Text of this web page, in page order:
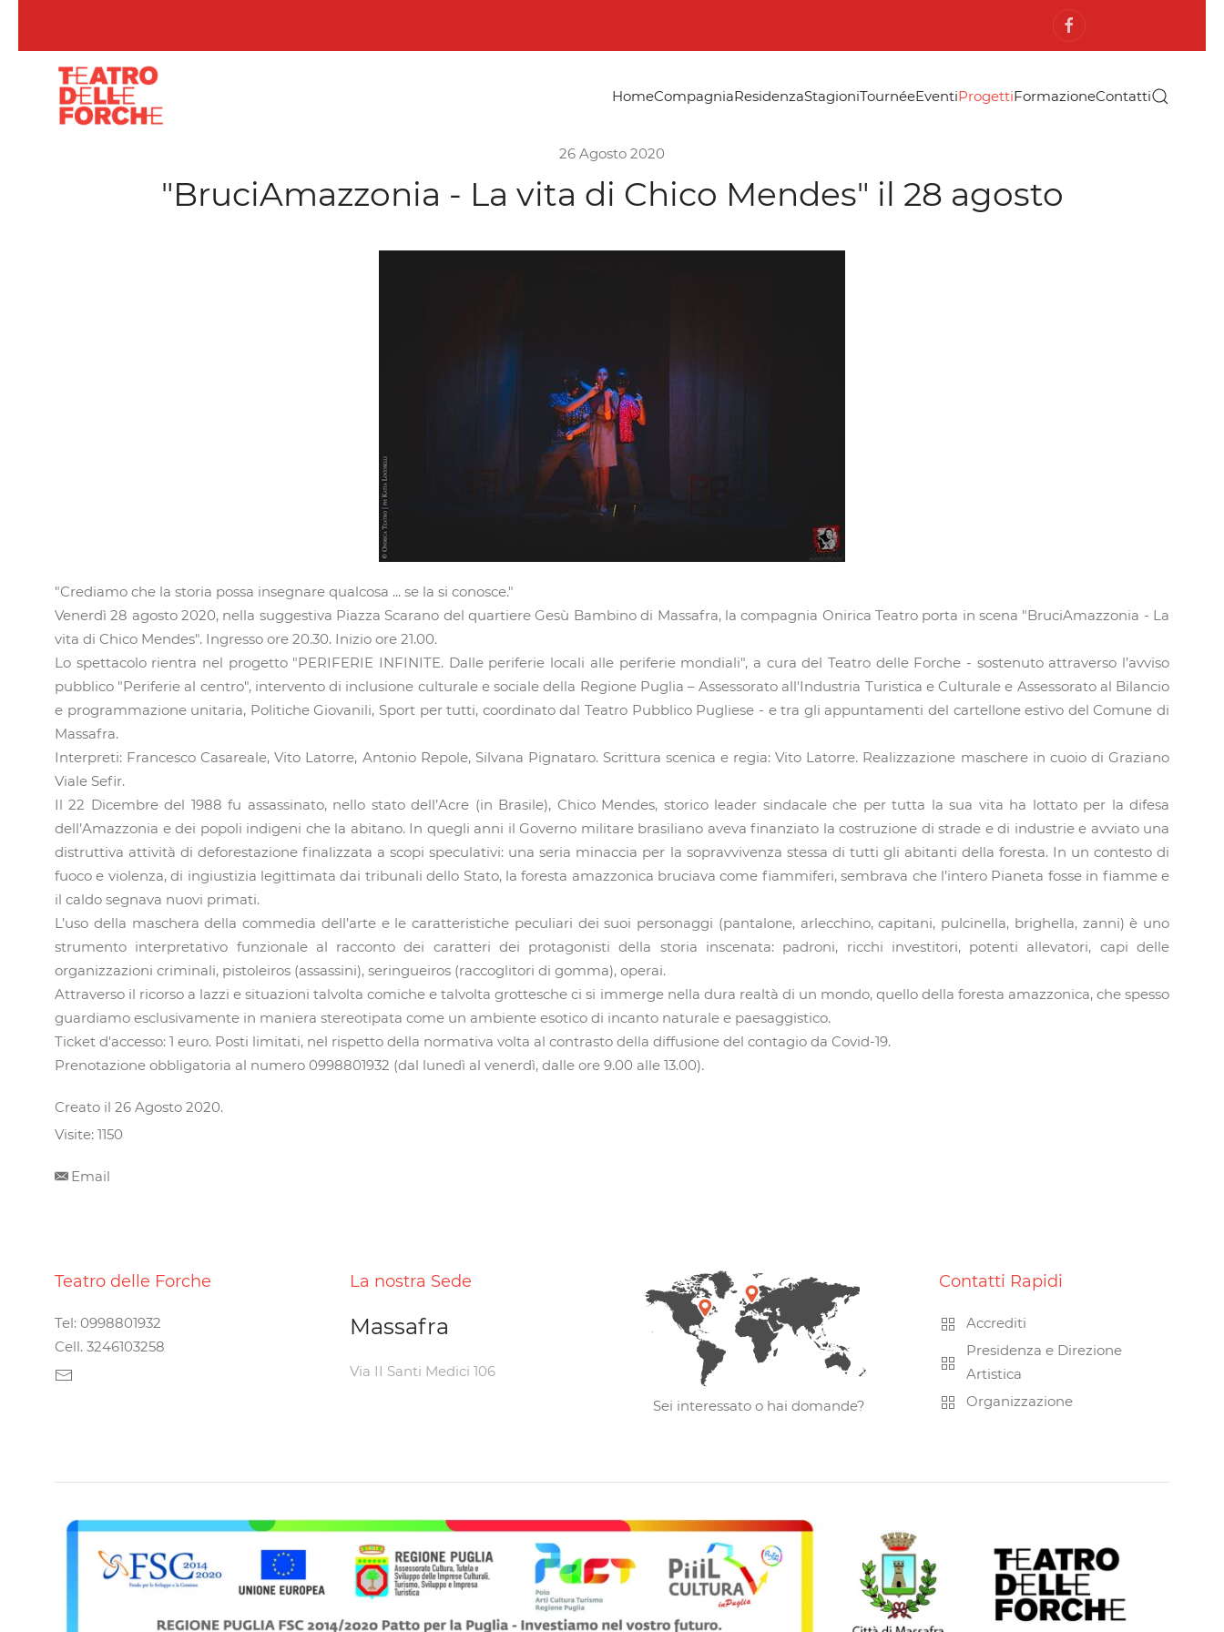
HomeCompagniaResidenzaStagioniTournéeEventiProgettiFormazioneContatti
26 Agosto 2020
"BruciAmazzonia - La vita di Chico Mendes" il 28 agosto
"Crediamo che la storia possa insegnare qualcosa ... se la si conosce."
Venerdì 28 agosto 2020, nella suggestiva Piazza Scarano del quartiere Gesù Bambino di Massafra, la compagnia Onirica Teatro porta in scena "BruciAmazzonia - La
vita di Chico Mendes". Ingresso ore 20.30. Inizio ore 21.00.
Lo spettacolo rientra nel progetto "PERIFERIE INFINITE. Dalle periferie locali alle periferie mondiali", a cura del Teatro delle Forche - sostenuto attraverso l’avviso
pubblico "Periferie al centro", intervento di inclusione culturale e sociale della Regione Puglia – Assessorato all'Industria Turistica e Culturale e Assessorato al Bilancio
e programmazione unitaria, Politiche Giovanili, Sport per tutti, coordinato dal Teatro Pubblico Pugliese - e tra gli appuntamenti del cartellone estivo del Comune di
Massafra.
Interpreti: Francesco Casareale, Vito Latorre, Antonio Repole, Silvana Pignataro. Scrittura scenica e regia: Vito Latorre. Realizzazione maschere in cuoio di Graziano
Viale Sefir.
Il 22 Dicembre del 1988 fu assassinato, nello stato dell’Acre (in Brasile), Chico Mendes, storico leader sindacale che per tutta la sua vita ha lottato per la difesa
dell’Amazzonia e dei popoli indigeni che la abitano. In quegli anni il Governo militare brasiliano aveva finanziato la costruzione di strade e di industrie e avviato una
distruttiva attività di deforestazione finalizzata a scopi speculativi: una seria minaccia per la sopravvivenza stessa di tutti gli abitanti della foresta. In un contesto di
fuoco e violenza, di ingiustizia legittimata dai tribunali dello Stato, la foresta amazzonica bruciava come fiammiferi, sembrava che l’intero Pianeta fosse in fiamme e
il caldo segnava nuovi primati.
L’uso della maschera della commedia dell’arte e le caratteristiche peculiari dei suoi personaggi (pantalone, arlecchino, capitani, pulcinella, brighella, zanni) è uno
strumento interpretativo funzionale al racconto dei caratteri dei protagonisti della storia inscenata: padroni, ricchi investitori, potenti allevatori, capi delle
organizzazioni criminali, pistoleiros (assassini), seringueiros (raccoglitori di gomma), operai.
Attraverso il ricorso a lazzi e situazioni talvolta comiche e talvolta grottesche ci si immerge nella dura realtà di un mondo, quello della foresta amazzonica, che spesso
guardiamo esclusivamente in maniera stereotipata come un ambiente esotico di incanto naturale e paesaggistico.
Ticket d'accesso: 1 euro. Posti limitati, nel rispetto della normativa volta al contrasto della diffusione del contagio da Covid-19.
Prenotazione obbligatoria al numero 0998801932 (dal lunedì al venerdì, dalle ore 9.00 alle 13.00).
Creato il 26 Agosto 2020.
Visite: 1150
Email
Teatro delle Forche
Tel: 0998801932
Cell. 3246103258
La nostra Sede
Massafra
Via II Santi Medici 106
Sei interessato o hai domande?
Contatti Rapidi
Accrediti
Presidenza e Direzione
Artistica
Organizzazione